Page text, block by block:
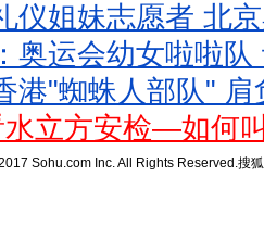
仪姐妹志愿者 北
奥运会幼女啦啦
港"蜘蛛人部队"
水立方安检—如何
Sohu.com Inc. All Rights Reserved.搜